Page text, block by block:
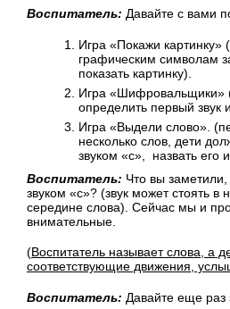
Воспитатель: Давайте с вами
Игра «Покажи картинку»
графическим символам
показать картинку).
Игра «Шифровальщики»
определить первый звук
Игра «Выдели слово».
несколько слов, дети
звуком «с», назвать его
Воспитатель: Что вы
звуком «с»? (звук может стоять в
середине слова). Сейчас мы и
внимательные.
(Воспитатель называет слова, а
соответствующие движения,
Воспитатель: Давайте еще раз